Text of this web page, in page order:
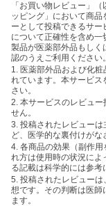
「お買い物レビュー」
ッピング」において商
ーとして投稿できるサ
について正確性を含め一
製品が医薬部外品もし
認のうえご利用ください。
1. 医薬部外品および化
れています。本サービ
さい。
2. 本サービスのレビュ
せん。
3. 投稿されたレビュー
ど、医学的な裏付けがな
4. 各商品の効果（副作
れ方は使用時の状況に
る記載は科学的には参考
5. 投稿されたレビュー
想です。その判断は医師
ます。